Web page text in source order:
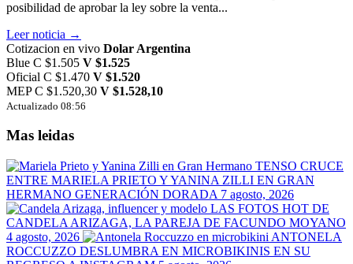
posibilidad de aprobar la ley sobre la venta...
Leer noticia →
Cotizacion en vivo Dolar Argentina
Blue C $1.505 V $1.525
Oficial C $1.470 V $1.520
MEP C $1.520,30 V $1.528,10
Actualizado 08:56
Mas leidas
TENSO CRUCE
ENTRE MARIELA PRIETO Y YANINA ZILLI EN GRAN
HERMANO GENERACIÓN DORADA 7 agosto, 2026
LAS FOTOS HOT DE
CANDELA ARIZAGA, LA PAREJA DE FACUNDO MOYANO
4 agosto, 2026
ANTONELA
ROCCUZZO DESLUMBRA EN MICROBIKINIS EN SU